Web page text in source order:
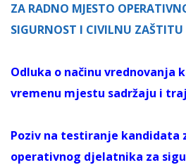
ZA RADNO MJESTO
SIGURNOST I CIVILNU ZAŠTITU
Odluka o načinu vrednovanja
vremenu mjestu sadržaju i
Poziv na testiranje kandidata
operativnog djelatnika za